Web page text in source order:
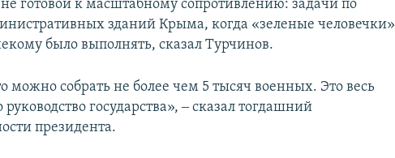
готовой к масштабному сопротивлению: задачи по
зданий Крыма, когда «зеленые человечки»
было выполнять, сказал Турчинов.
можно собрать не более чем 5 тысяч военных. Это весь
государства», ‒ сказал тогдашний
президента.